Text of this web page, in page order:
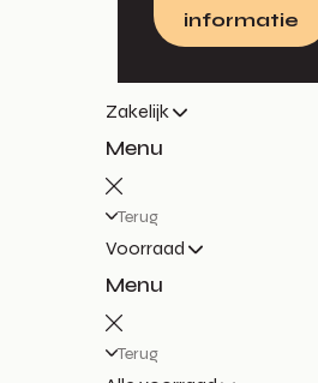
informatie
Zakelijk
Menu
Terug
Voorraad
Menu
Terug